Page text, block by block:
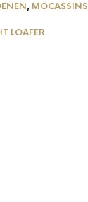
, MOCASSINS
LOAFER